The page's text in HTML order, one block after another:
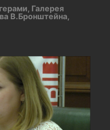
Галерея
В.Бронштейна,